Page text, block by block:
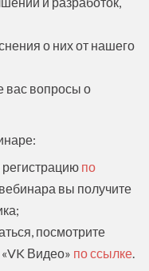
о них от нашего
вас вопросы о
по
вы получите
посмотрите
Видео» по ссылке